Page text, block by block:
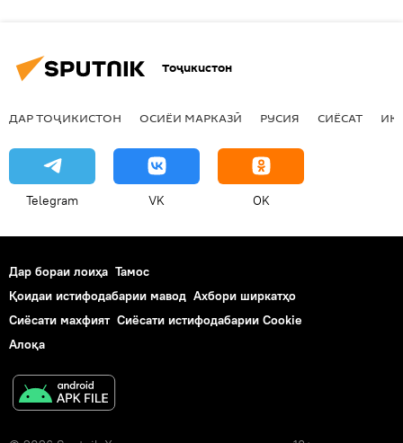
Тоҷикистон
ДАР ТОҶИКИСТОН ОСИЁИ МАРКАЗӢ РУСИЯ СИЁСАТ
Telegram VK OK
Дар бораи лоиҳа Тамос
Қоидаи истифодабарии мавод Ахбори ширкатҳо
Сиёсати махфият Сиёсати истифодабарии Cookie
Алоқа